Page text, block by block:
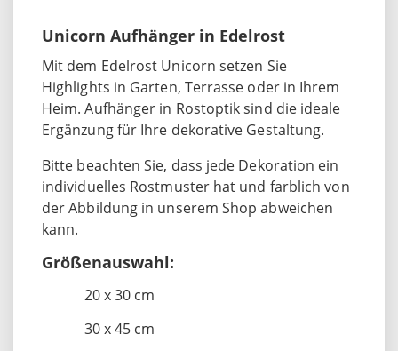
Unicorn Aufhänger in Edelrost
Mit dem Edelrost Unicorn setzen Sie
Highlights in Garten, Terrasse oder in Ihrem
Heim. Aufhänger in Rostoptik sind die ideale
Ergänzung für Ihre dekorative Gestaltung.
Bitte beachten Sie, dass jede Dekoration ein
individuelles Rostmuster hat und farblich von
der Abbildung in unserem Shop abweichen
kann.
Größenauswahl:
20 x 30 cm
30 x 45 cm